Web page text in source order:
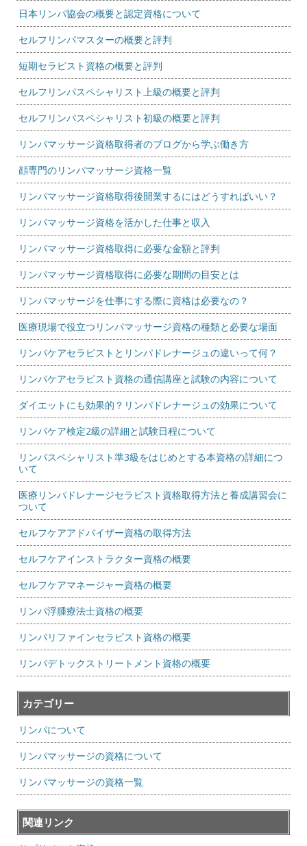
日本リンパ協会の概要と認定資格について
セルフリンパマスターの概要と評判
短期セラピスト資格の概要と評判
セルフリンパスペシャリスト上級の概要と評判
セルフリンパスペシャリスト初級の概要と評判
リンパマッサージ資格取得者のブログから学ぶ働き方
顔専門のリンパマッサージ資格一覧
リンパマッサージ資格取得後開業するにはどうすればいい？
リンパマッサージ資格を活かした仕事と収入
リンパマッサージ資格取得に必要な金額と評判
リンパマッサージ資格取得に必要な期間の目安とは
リンパマッサージを仕事にする際に資格は必要なの？
医療現場で役立つリンパマッサージ資格の種類と必要な場面
リンパケアセラピストとリンパドレナージュの違いって何？
リンパケアセラピスト資格の通信講座と試験の内容について
ダイエットにも効果的？リンパドレナージュの効果について
リンパケア検定2級の詳細と試験日程について
リンパスペシャリスト準3級をはじめとする本資格の詳細につ
いて
医療リンパドレナージセラピスト資格取得方法と養成講習会に
ついて
セルフケアアドバイザー資格の取得方法
セルフケアインストラクター資格の概要
セルフケアマネージャー資格の概要
リンパ浮腫療法士資格の概要
リンパリファインセラピスト資格の概要
リンパデトックストリートメント資格の概要
カテゴリー
リンパについて
リンパマッサージの資格について
リンパマッサージの資格一覧
関連リンク